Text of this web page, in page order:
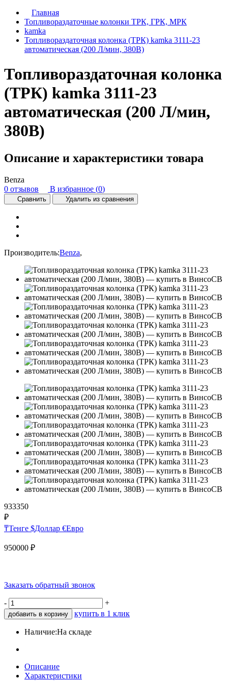
Главная
Топливораздаточные колонки ТРК, ГРК, МРК
kamka
Топливораздаточная колонка (ТРК) kamka 3111-23
автоматическая (200 Л/мин, 380В)
Топливораздаточная колонка
(ТРК) kamka 3111-23
автоматическая (200 Л/мин,
380В)
Описание и характеристики товара
Benza
0 отзывов
В избранное (0)
Сравнить Удалить из сравнения
Производитель:Benza,
933350
₽
₸Тенге $Доллар €Евро
950000 ₽
Заказать обратный звонок
- +
добавить в корзину купить в 1 клик
Наличие:На складе
Описание
Характеристики